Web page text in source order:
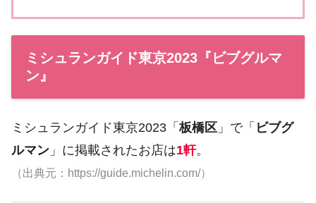
ミシュランガイド東京2023『ビブグルマ
ン』
ミシュランガイド東京2023「板橋区 」で「 ビブグ
ルマン 」に掲載されたお店は1軒。
（出典元：https://guide.michelin.com/）